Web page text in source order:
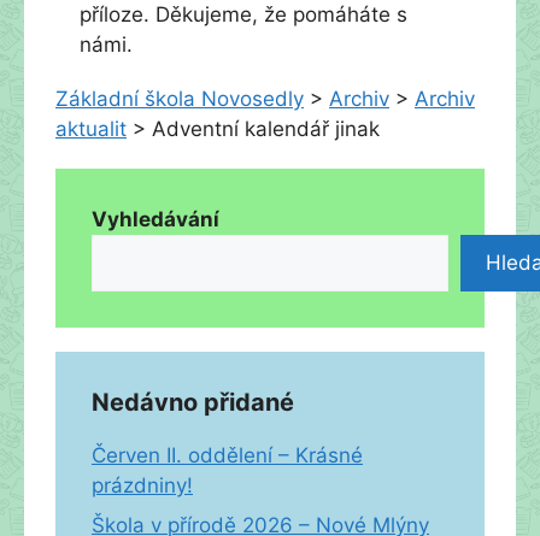
příloze. Děkujeme, že pomáháte s
námi.
Základní škola Novosedly > Archiv > Archiv
aktualit > Adventní kalendář jinak
Vyhledávání
Nedávno přidané
Červen II. oddělení – Krásné
prázdniny!
Škola v přírodě 2026 – Nové Mlýny